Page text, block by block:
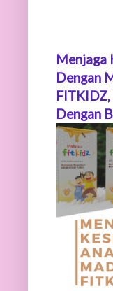
Menjaga
Dengan
Dengan